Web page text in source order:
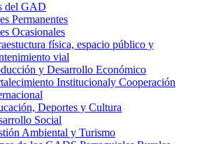
del GAD
Permanentes
Ocasionales
física, espacio público y
vial
y Desarrollo Económico
Institucionaly Cooperación
Deportes y Cultura
Social
Ambiental y Turismo